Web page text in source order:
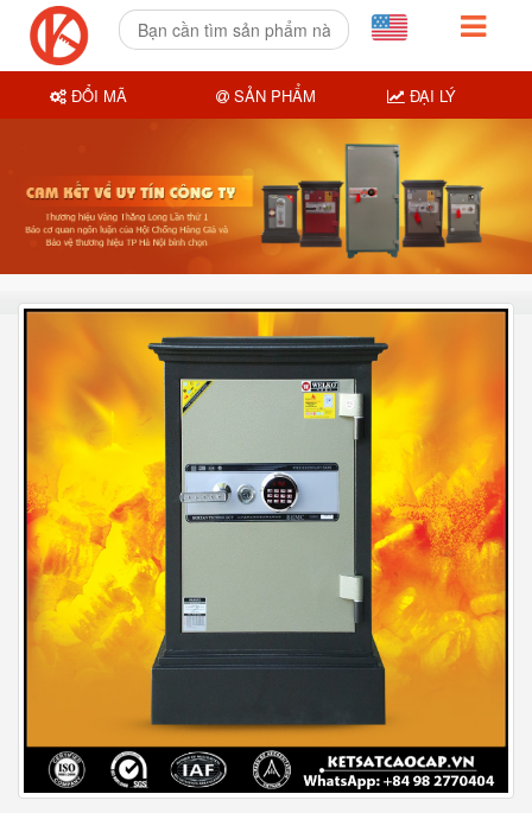
ĐỔI MÃ SẢN PHẨM ĐẠI LÝ